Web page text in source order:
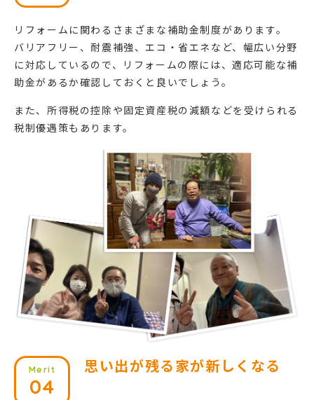
リフォームに関わるさまざまな補助金制度があります。
バリアフリー、耐震補強、エコ・省エネなど、幅広い分野
に対応しているので、リフォームの際には、適応可能な補
助金があるか確認しておくと良いでしょう。
また、所得税の控除や固定資産税の減額などを受けられる
税制優遇策もあります。
Merit
04
思い出が残る家が新しくなる